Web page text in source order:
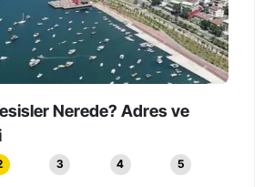
Katıldığı Sessiz Yürüyüş
3 4 5